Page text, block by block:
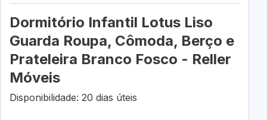
Dormitório Infantil Lotus Liso
Guarda Roupa, Cômoda, Berço e
Prateleira Branco Fosco - Reller
Móveis
Disponibilidade: 20 dias úteis